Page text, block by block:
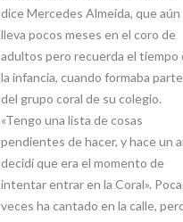
dice Mercedes Almeida, que aún
lleva pocos meses en el coro de
adultos pero recuerda el tiempo
la infancia, cuando formaba parte
del grupo coral de su colegio.
«Tengo una lista de cosas
pendientes de hacer, y hace un
decidí que era el momento de
intentar entrar en la Coral».
veces ha cantado en la calle,